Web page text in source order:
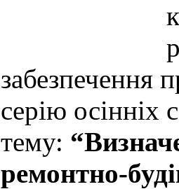
забезпечення
серію осінніх
тему:
ремонтно-